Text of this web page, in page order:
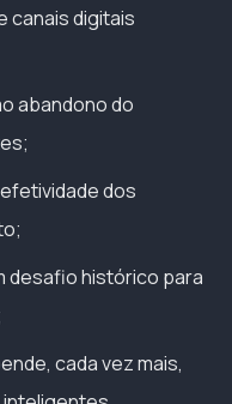
canais digitais
abandono do
dos
desafio histórico para
cada vez mais,